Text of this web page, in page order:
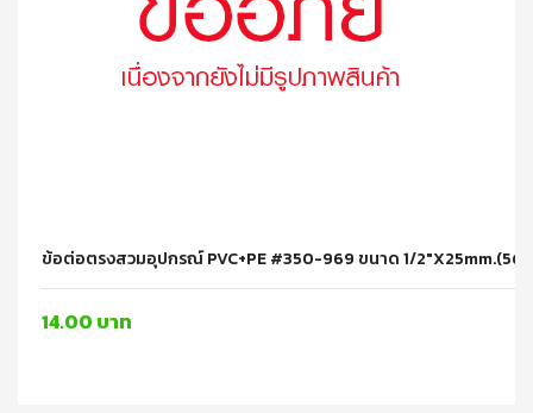
ข้อต่อตรงสวมอุปกรณ์ PVC+PE #350-969 ขนาด 1/2"x25mm.(5ตั
14.00 บาท